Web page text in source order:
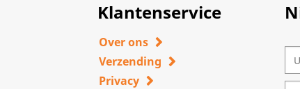
Klantenservice
Over ons
Verzending
Privacy